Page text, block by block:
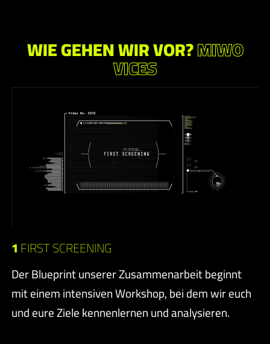
WIE GEHEN WIR VOR?MIWO
VICES
1FIRST SCREENING
Der Blueprint unserer Zusammenarbeit beginnt
mit einem intensiven Workshop, bei dem wir euch
und eure Ziele kennenlernen und analysieren.